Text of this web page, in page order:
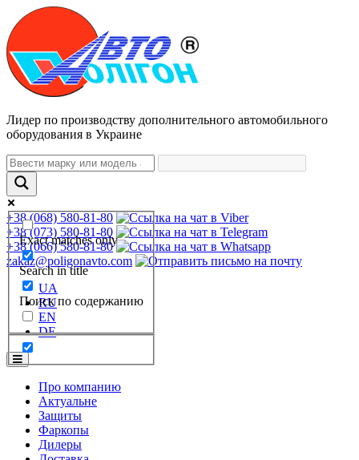
Лидер по производству дополнительного автомобильного
оборудования в Украине
Exact matches only
Search in title
Поиск по содержанию
+38 (068) 580-81-80
+38 (073) 580-81-80
+38 (066) 580-81-80
zakaz@poligonavto.com
UA
RU
EN
DE
Про компанию
Актуальне
Защиты
Фаркопы
Дилеры